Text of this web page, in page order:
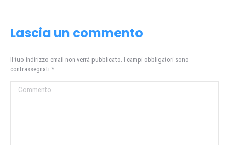
Lascia un commento
Il tuo indirizzo email non verrà pubblicato. I campi obbligatori sono
contrassegnati *
Commento